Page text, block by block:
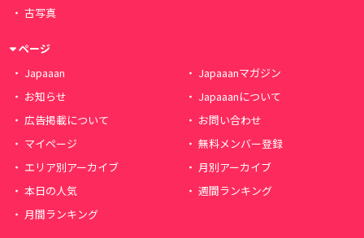
古写真
ページ
Japaaan
Japaaanマガジン
お知らせ
Japaaanについて
広告掲載について
お問い合わせ
マイページ
無料メンバー登録
エリア別アーカイブ
月別アーカイブ
本日の人気
週間ランキング
月間ランキング